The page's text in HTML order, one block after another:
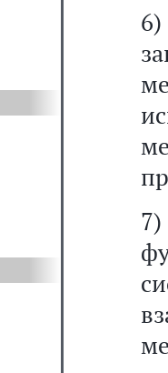
6)